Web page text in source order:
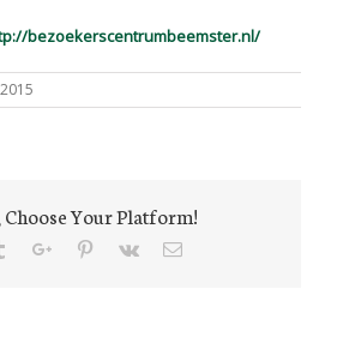
bezoekerscentrumbeemster.nl/
Choose Your Platform!
TumblrGoogle+Pinterest
Vk Email